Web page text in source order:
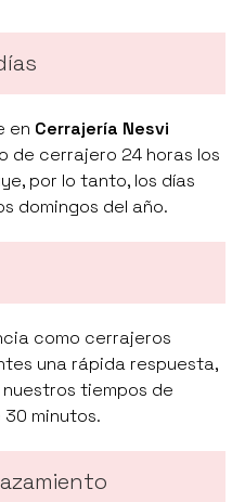
en Cerrajería Nesvi
de cerrajero 24 horas los
por lo tanto, los días
domingos del año.
como cerrajeros
una rápida respuesta,
tiempos de
minutos.